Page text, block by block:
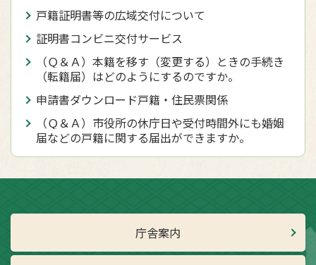
戸籍証明書等の広域交付について
証明書コンビニ交付サービス
（Ｑ＆Ａ）本籍を移す（変更する）ときの手続き
（転籍届）はどのようにするのですか。
申請書ダウンロード戸籍・住民票関係
（Ｑ＆Ａ）市役所の休庁日や受付時間外にも婚姻
届などの戸籍に関する届出ができますか。
庁舎案内